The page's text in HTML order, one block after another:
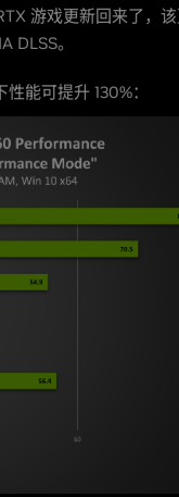
游戏更新回来了，
DLSS。
能可提升 130%：